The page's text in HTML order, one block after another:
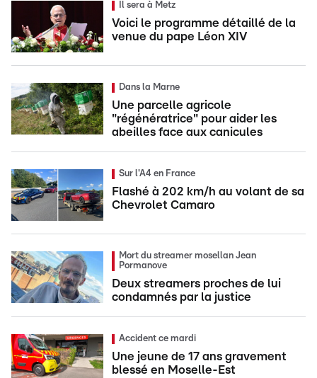
Il sera à Metz
Voici le programme détaillé de la
venue du pape Léon XIV
Dans la Marne
Une parcelle agricole
"régénératrice" pour aider les
abeilles face aux canicules
Sur l'A4 en France
Flashé à 202 km/h au volant de sa
Chevrolet Camaro
Mort du streamer mosellan Jean
Pormanove
Deux streamers proches de lui
condamnés par la justice
Accident ce mardi
Une jeune de 17 ans gravement
blessé en Moselle-Est